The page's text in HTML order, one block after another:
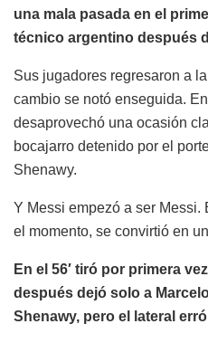
una mala pasada en el
técnico argentino después
Sus jugadores regresaron a
cambio se notó enseguida.
desaprovechó una ocasión
bocajarro detenido por el
Shenawy.
Y Messi empezó a ser Messi.
el momento, se convirtió en
En el 56′ tiró por primera
después dejó solo a
Shenawy, pero el lateral